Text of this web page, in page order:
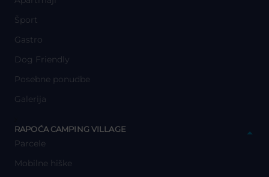
Šport
Gastro
Dog Friendly
Posebne ponudbe
Galerija
RAPOĆA CAMPING VILLAGE
Parcele
Mobilne hiške